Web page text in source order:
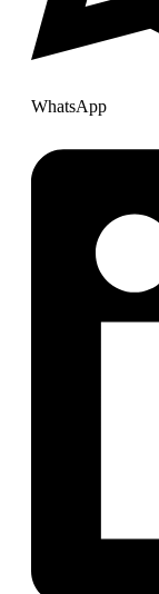
WhatsApp